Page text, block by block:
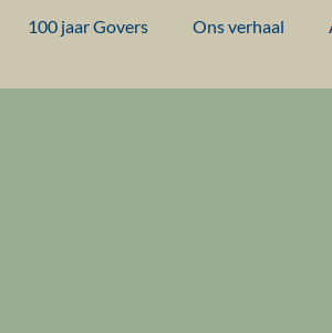
100 jaar Govers Ons verhaal